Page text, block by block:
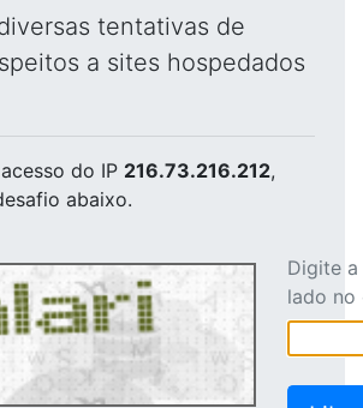
tentativas de
a sites hospedados
do IP 216.73.216.212,
abaixo.
Digite
lado no